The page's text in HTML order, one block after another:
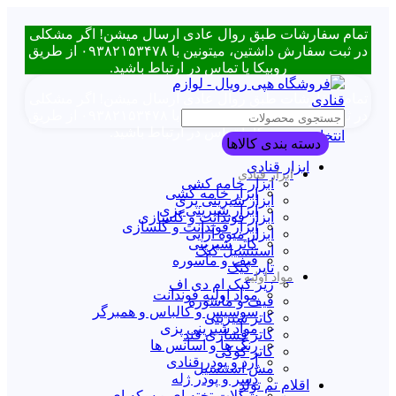
تمام سفارشات طبق روال عادی ارسال میشن! اگر مشکلی
در ثبت سفارش داشتین، میتونین با ۰۹۳۸۲۱۵۳۴۷۸ از طریق
روبیکا یا تماس در ارتباط باشید.
تمام سفارشات طبق روال عادی ارسال میشن! اگر مشکلی
روبیکا یا تماس در ارتباط باشید.انتخاب دسته بندی
ابزار قنادی
ابزار خامه کشی
ابزار شیرینی پزی
ابزار فوندانت و گلسازی
ابزار میوه آرایی
استنسیل کیک
تاپر کیک
زیر کیک ام دی اف
قیف و ماسوره
کاتر شیرینی
کاتر فشاری قند
کاتر کوکی
مش استنسیل
اقلام تم تولد
دسته بندی کالاها
ابزار قنادی
ابزار خامه کشی
ابزار شیرینی پزی
ابزار فوندانت و گلسازی
کاتر شیرینی
قیف و ماسوره
مواد اولیه
مواد اولیه فوندانت
سوسیس و کالباس و همبرگر
مواد شیرینی پزی
رنگ ها و اسانس ها
آرد و پودر قنادی
دسر و پودر ژله